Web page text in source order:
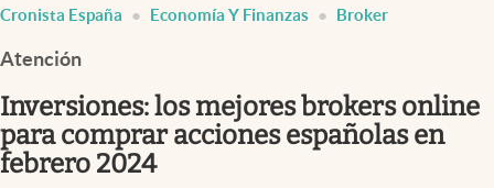
España
Cronista España Economía Y Finanzas Broker
Atención
Inversiones: los mejores brokers online
para comprar acciones españolas en
febrero 2024